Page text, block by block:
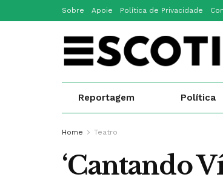
Sobre Apoie Política de Privacidade
Reportagem Política
Home Teatro
‘Cantando